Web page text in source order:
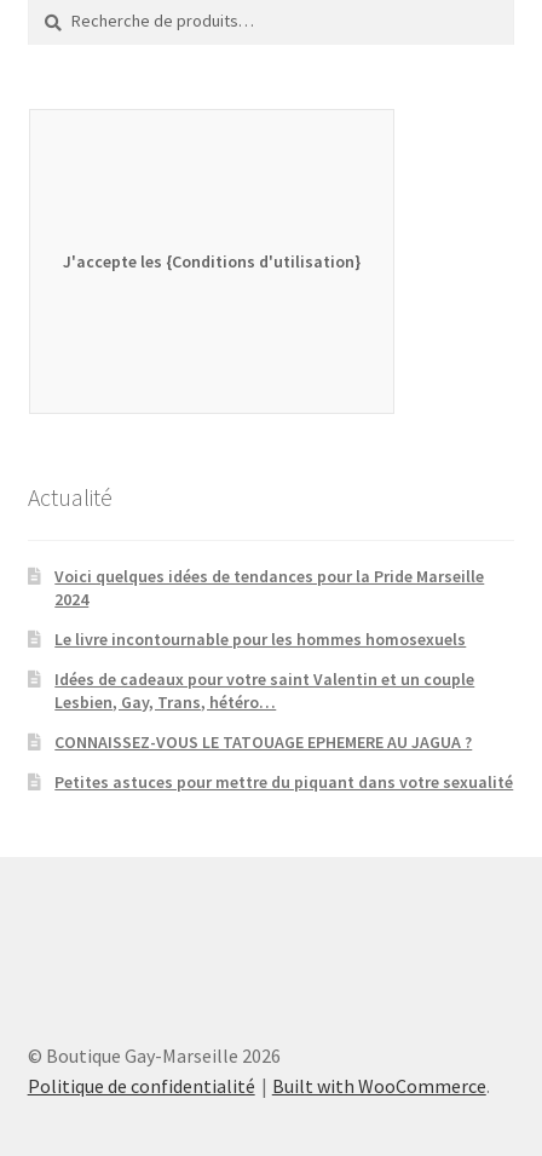
pour :
J'accepte les {Conditions d'utilisation}
Actualité
Voici quelques idées de tendances pour la Pride Marseille
2024
Le livre incontournable pour les hommes homosexuels
Idées de cadeaux pour votre saint Valentin et un couple
Lesbien, Gay, Trans, hétéro…
CONNAISSEZ-VOUS LE TATOUAGE EPHEMERE AU JAGUA ?
Petites astuces pour mettre du piquant dans votre sexualité
© Boutique Gay-Marseille 2026
Politique de confidentialité
Built with WooCommerce.